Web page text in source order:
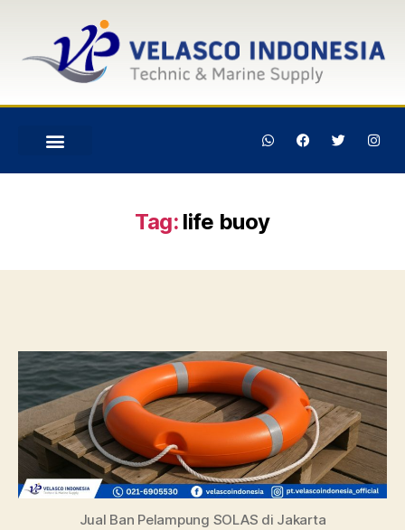
Tag: life buoy
Jual Ban Pelampung SOLAS di Jakarta